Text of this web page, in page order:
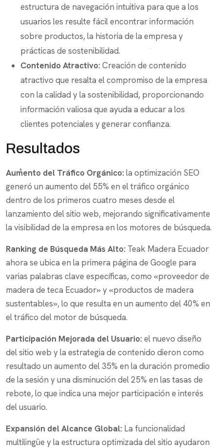
estructura de navegación intuitiva para que a los
usuarios les resulte fácil encontrar información
sobre productos, la historia de la empresa y
prácticas de sostenibilidad.
Contenido Atractivo: Creación de contenido
atractivo que resalta el compromiso de la empresa
con la calidad y la sostenibilidad, proporcionando
información valiosa que ayuda a educar a los
clientes potenciales y generar confianza.
Resultados
Aumento del Tráfico Orgánico: la optimización SEO
generó un aumento del 55% en el tráfico orgánico
dentro de los primeros cuatro meses desde el
lanzamiento del sitio web, mejorando significativamente
la visibilidad de la empresa en los motores de búsqueda.
Ranking de Búsqueda Más Alto: Teak Madera Ecuador
ahora se ubica en la primera página de Google para
varias palabras clave específicas, como «proveedor de
madera de teca Ecuador» y «productos de madera
sustentables», lo que resulta en un aumento del 40% en
el tráfico del motor de búsqueda.
Participación Mejorada del Usuario: el nuevo diseño
del sitio web y la estrategia de contenido dieron como
resultado un aumento del 35% en la duración promedio
de la sesión y una disminución del 25% en las tasas de
rebote, lo que indica una mejor participación e interés
del usuario.
Expansión del Alcance Global: La funcionalidad
multilingüe y la estructura optimizada del sitio ayudaron